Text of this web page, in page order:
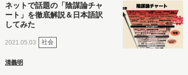
ネットで話題の「陰謀論チャ
ート」を徹底解説＆日本語訳
してみた
2021.05.03 社会
清義明